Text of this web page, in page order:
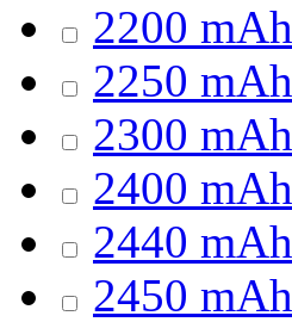
2200 mAh
2250 mAh
2300 mAh
2400 mAh
2440 mAh
2450 mAh